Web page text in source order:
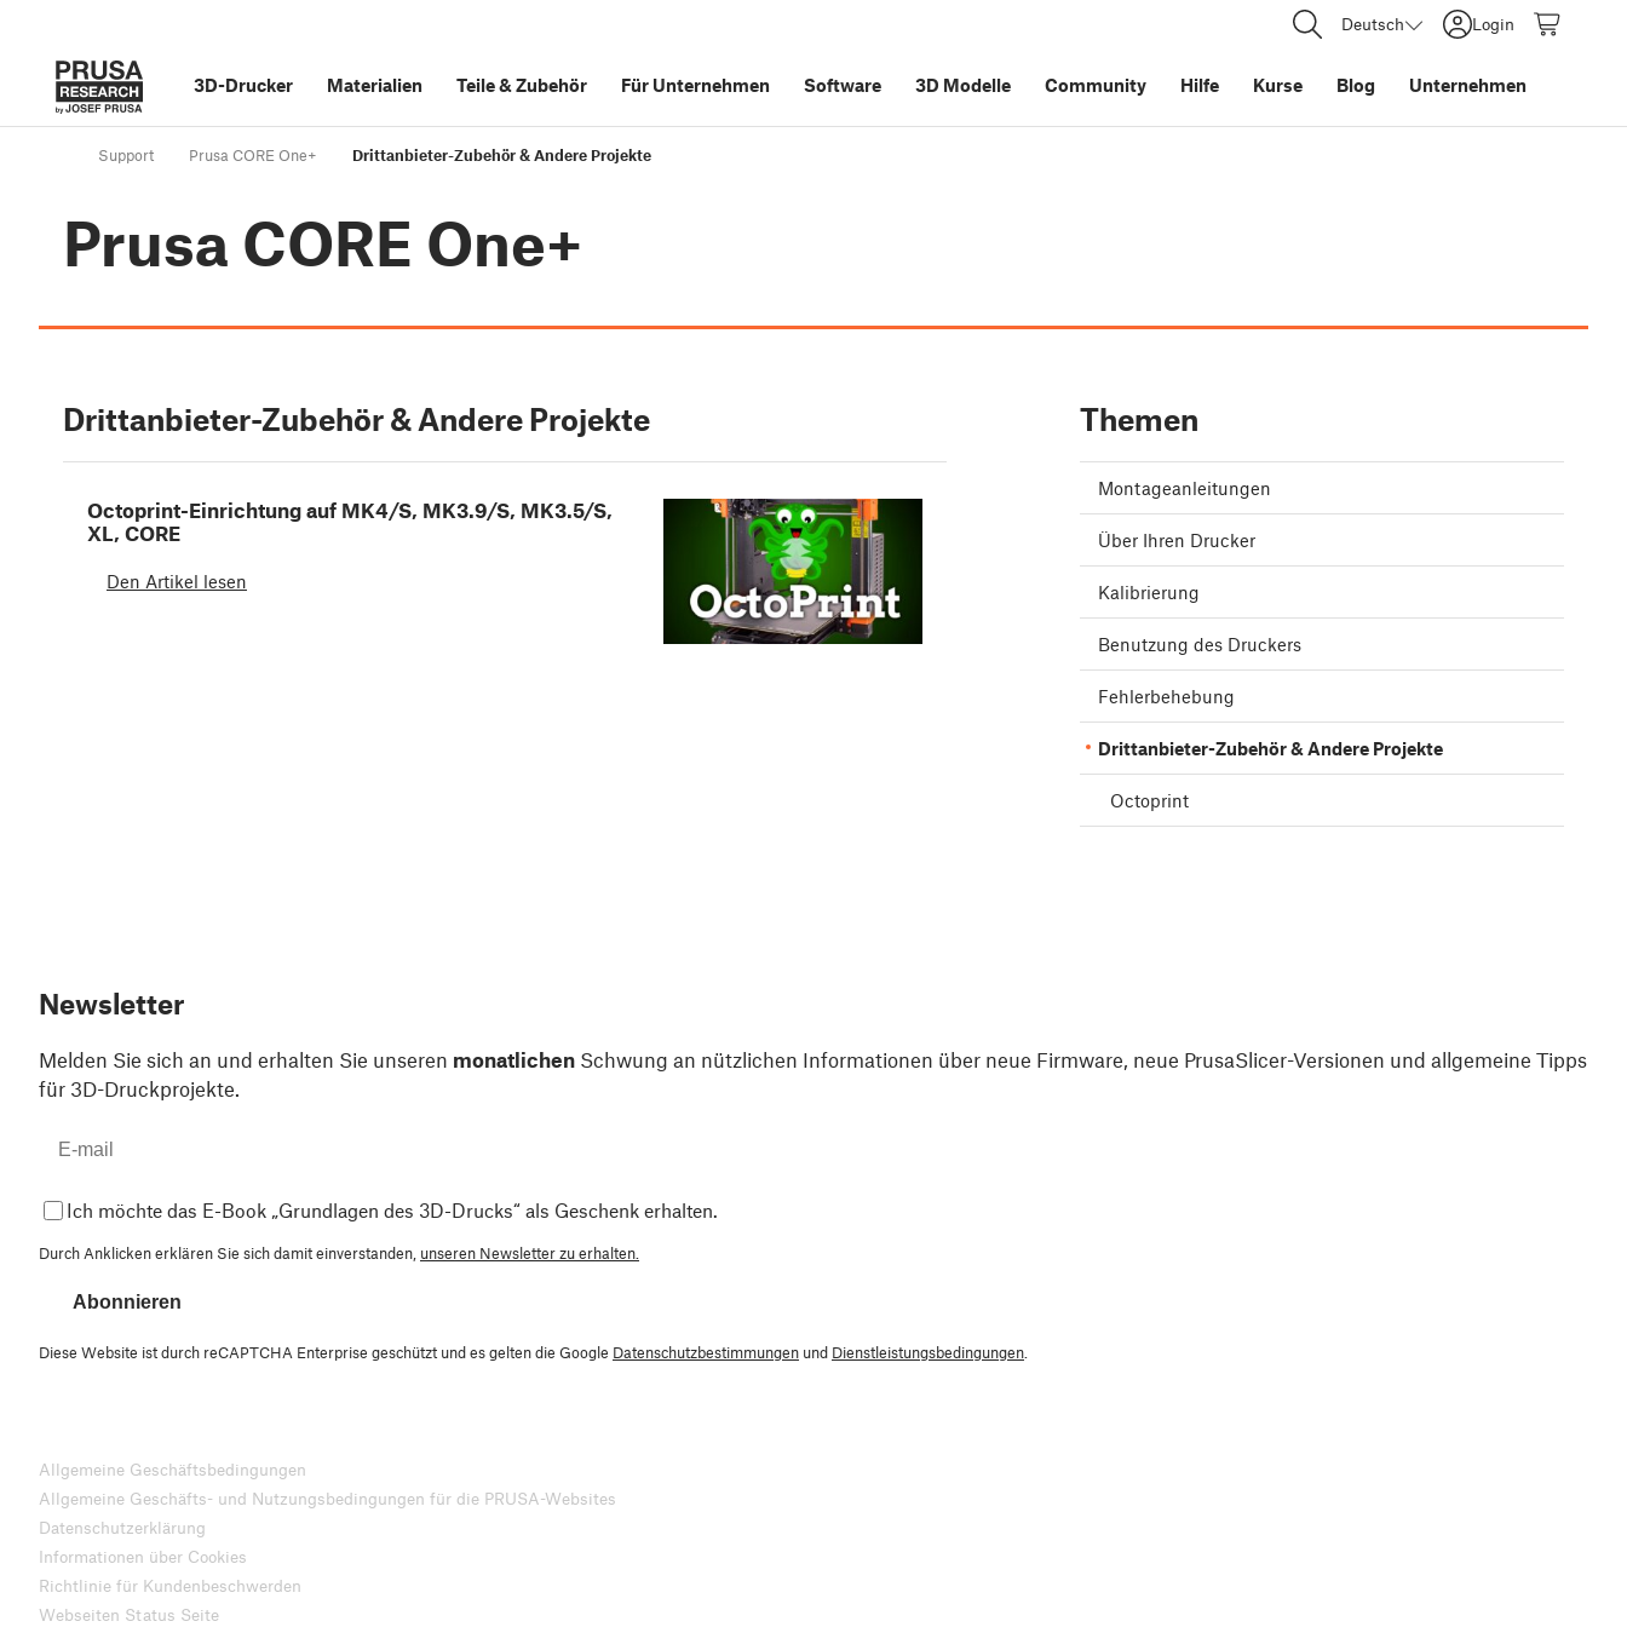
Deutsch Login
3D-Drucker Materialien Teile&Zubehör Für Unternehmen Software 3D Modelle Community Hilfe Kurse Blog Unternehmen
Support Prusa CORE One+ Drittanbieter-Zubehör & Andere Projekte
Prusa CORE One+
Drittanbieter-Zubehör & Andere Projekte
Octoprint-Einrichtung auf MK4/S, MK3.9/S, MK3.5/S,
XL, CORE
Den Artikel lesen
Themen
Montageanleitungen
Über Ihren Drucker
Kalibrierung
Benutzung des Druckers
Fehlerbehebung
Drittanbieter-Zubehör & Andere Projekte
Octoprint
Newsletter
Melden Sie sich an und erhalten Sie unseren monatlichen Schwung an nützlichen Informationen über neue Firmware, neue PrusaSlicer-Versionen und allgemeine Tipps
für 3D-Druckprojekte.
Ich möchte das E-Book „Grundlagen des 3D-Drucks“ als Geschenk erhalten.
Durch Anklicken erklären Sie sich damit einverstanden, unseren Newsletter zu erhalten.
Abonnieren
Diese Website ist durch reCAPTCHA Enterprise geschützt und es gelten die Google Datenschutzbestimmungen und Dienstleistungsbedingungen
Allgemeine Geschäftsbedingungen
Allgemeine Geschäfts- und Nutzungsbedingungen für die PRUSA-Websites
Datenschutzerklärung
Informationen über Cookies
Richtlinie für Kundenbeschwerden
Webseiten Status Seite